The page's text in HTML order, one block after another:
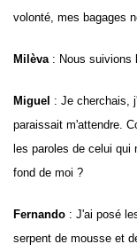
volonté, mes bagages
Milèva : Nous suivions
Miguel : Je cherchais,
paraissait m'attendre.
les paroles de celui qui
fond de moi ?
Fernando : J'ai posé
serpent de mousse et